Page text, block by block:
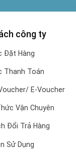
công ty
Đặt Hàng
Thanh Toán
E-Voucher
Vận Chuyên
Đổi Trả Hàng
Sử Dụng